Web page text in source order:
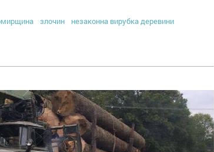
злочин незаконна вирубка деревини